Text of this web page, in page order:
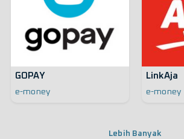
GOPAY
e-money
LinkAja
e-money
Lebih Banyak